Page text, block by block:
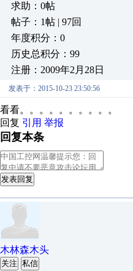
求助：0帖
帖子：1帖 | 97回
年度积分：0
历史总积分：99
注册：2009年2月28日
发表于：2015-10-23 23:50:56
看看。。。。。。。。。。
回复 引用 举报
回复本条
发表回复
木林森木头
关注 私信